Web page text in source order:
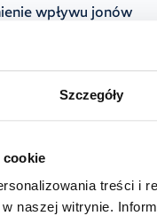
Szczegóły
treści i
naszej witrynie.
wpływu jonów
myjącą, która
w trudnych
woda